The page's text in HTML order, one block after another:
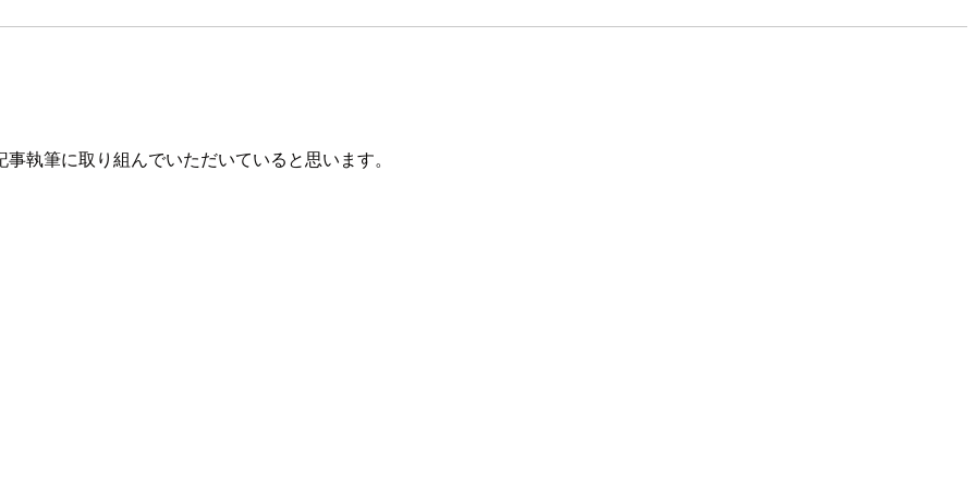
執筆に取り組んでいただいていると思います。